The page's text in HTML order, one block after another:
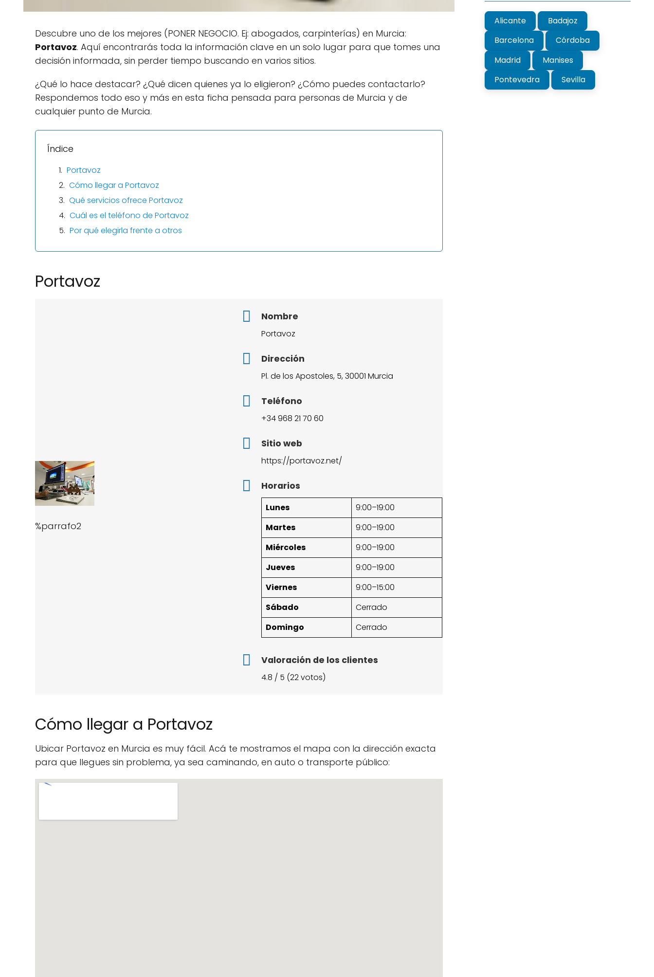
Descubre uno de los mejores (PONER NEGOCIO. Ej: abogados, carpinterías) en Murcia:
Portavoz. Aquí encontrarás toda la información clave en un solo lugar para que tomes una
decisión informada, sin perder tiempo buscando en varios sitios.
¿Qué lo hace destacar? ¿Qué dicen quienes ya lo eligieron? ¿Cómo puedes contactarlo?
Respondemos todo eso y más en esta ficha pensada para personas de Murcia y de
cualquier punto de Murcia.
Índice
Portavoz
Cómo llegar a Portavoz
Qué servicios ofrece Portavoz
Cuál es el teléfono de Portavoz
Por qué elegirla frente a otros
Portavoz
%parrafo2
Nombre
Portavoz
Dirección
Pl. de los Apostoles, 5, 30001 Murcia
Teléfono
+34 968 21 70 60
Sitio web
https://portavoz.net/
Horarios
Lunes
9:00–19:00
Martes
9:00–19:00
Miércoles
9:00–19:00
Jueves
9:00–19:00
Viernes
9:00–15:00
Sábado
Cerrado
Domingo
Cerrado
Valoración de los clientes
4.8 / 5 (22 votos)
Cómo llegar a Portavoz
Ubicar Portavoz en Murcia es muy fácil. Acá te mostramos el mapa con la dirección exacta
para que llegues sin problema, ya sea caminando, en auto o transporte público:
Alicante
Badajoz
Barcelona
Córdoba
Madrid
Manises
Pontevedra
Sevilla